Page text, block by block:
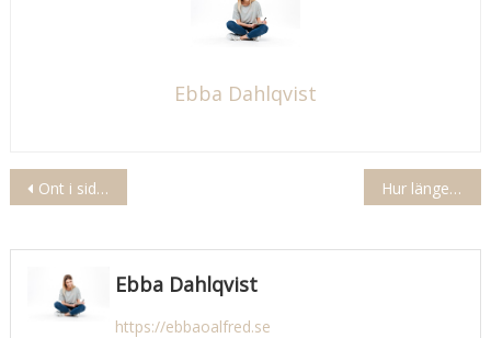
Ebba Dahlqvist
Inläggsnavigering
Ont i sidan av ryggen och magen Hur länge håller mat i frysen
Ebba Dahlqvist
https://ebbaoalfred.se